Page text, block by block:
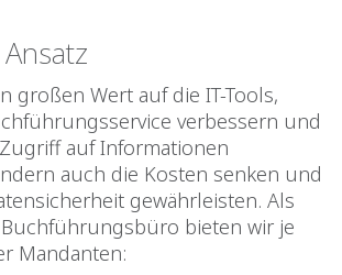
großen Wert auf die IT-Tools,
verbessern und
auf Informationen
auch die Kosten senken und
gewährleisten. Als
bieten wir je
Mandanten: